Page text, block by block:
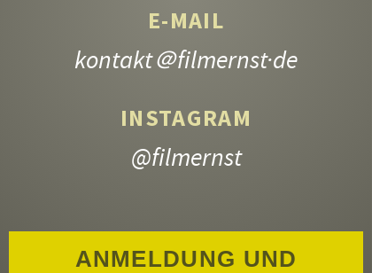
E-MAIL
kontakt＠filmernst·de
INSTAGRAM
@filmernst
ANMELDUNG UND